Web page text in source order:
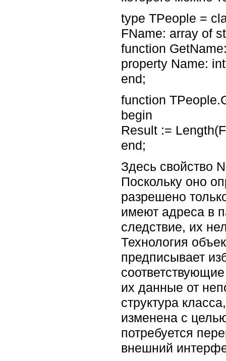
type TPeople =
FName: array of
function
property Name:
end;
function
begin
Result :=
end;
Здесь свойство
Поскольку оно
разрешено
имеют адреса в
следствие, их
Технология
предписывает
их данные от
структура
изменена с
потребуется
внешний